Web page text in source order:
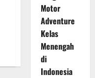
Motor
Adventure
Kelas
Menengah
di
Indonesia